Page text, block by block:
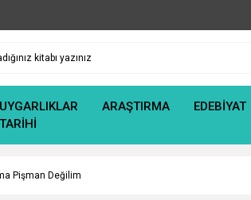
UYGARLIKLAR
TARİHİ
ARAŞTIRMA EDEBİYAT
Pişman Değilim